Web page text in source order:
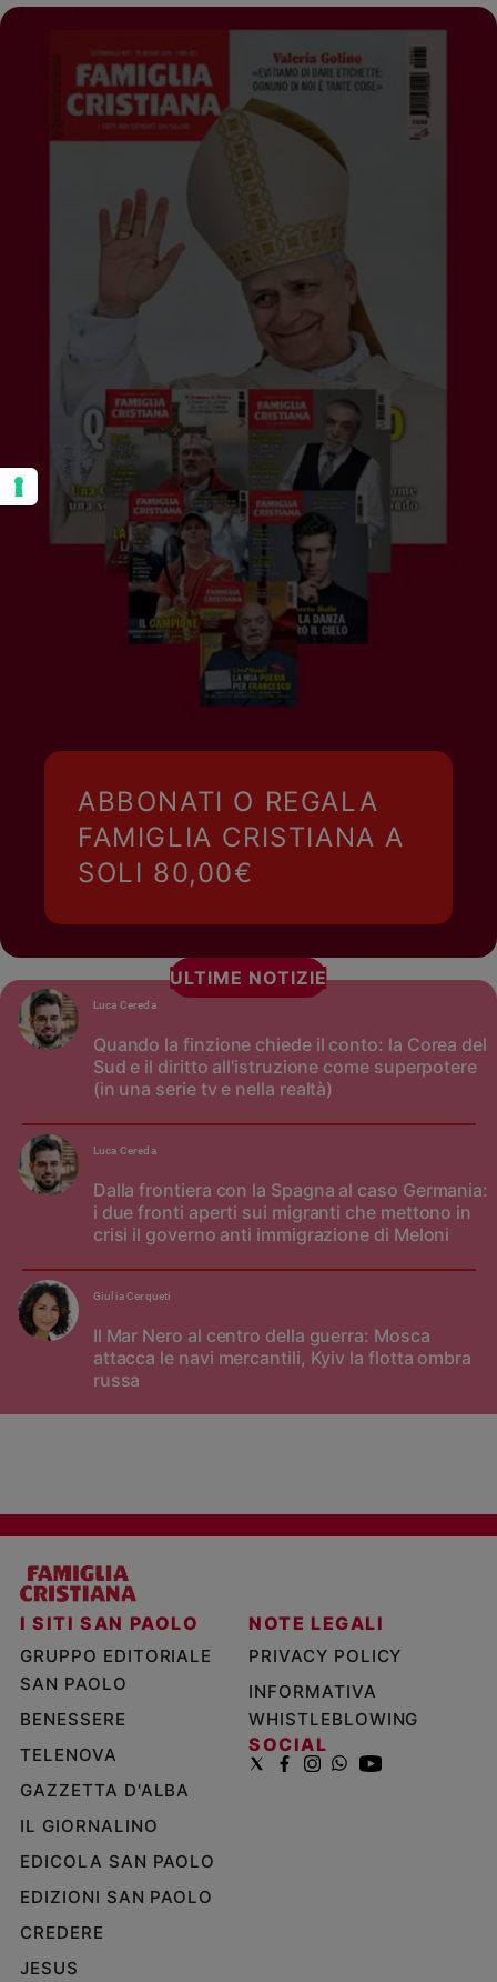
ABBONATI O REGALA
FAMIGLIA CRISTIANA A
SOLI 80,00€
ULTIME NOTIZIE
Quando la finzione chiede il conto: la Corea del
Sud e il diritto all'istruzione come superpotere
(in una serie tv e nella realtà)
Luca Cereda
Dalla frontiera con la Spagna al caso Germania:
i due fronti aperti sui migranti che mettono in
crisi il governo anti immigrazione di Meloni
Luca Cereda
Il Mar Nero al centro della guerra: Mosca
attacca le navi mercantili, Kyiv la flotta ombra
russa
Giulia Cerqueti
I SITI SAN PAOLO
GRUPPO EDITORIALE
SAN PAOLO
BENESSERE
TELENOVA
GAZZETTA D'ALBA
IL GIORNALINO
EDICOLA SAN PAOLO
EDIZIONI SAN PAOLO
CREDERE
JESUS
NOTE LEGALI
PRIVACY POLICY
INFORMATIVA
WHISTLEBLOWING
SOCIAL